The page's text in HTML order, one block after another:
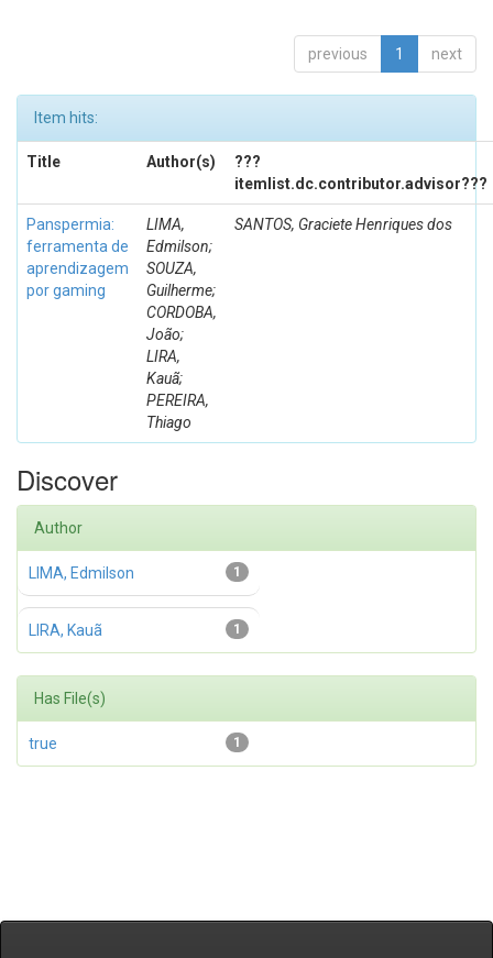
previous 1 next
Item hits:
Title Author(s)
???
itemlist.dc.contributor.advisor???
Panspermia:
ferramenta de
aprendizagem
por gaming
LIMA,
Edmilson;
SOUZA,
Guilherme;
CORDOBA,
João;
LIRA,
Kauã;
PEREIRA,
Thiago
SANTOS, Graciete Henriques dos
Discover
Author
1
LIMA, Edmilson
1
LIRA, Kauã
Has File(s)
1
true